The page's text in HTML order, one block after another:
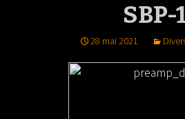
SBP-
28 mai 2021